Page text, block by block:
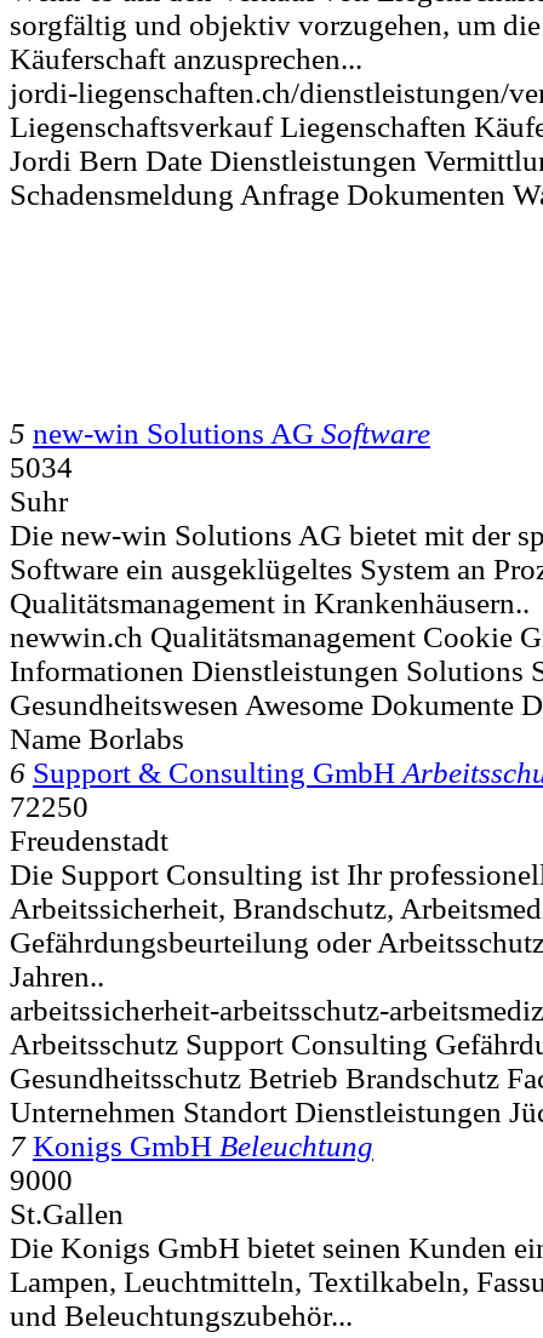
sorgfältig und objektiv vorzugehen, um
Käuferschaft anzusprechen...
jordi-liegenschaften.ch/dienstleistungen/
Liegenschaftsverkauf Liegenschaften
Jordi Bern Date Dienstleistungen
Schadensmeldung Anfrage Dokumenten
5 new-win Solutions AG Software
5034
Suhr
Die new-win Solutions AG bietet mit der
Software ein ausgeklügeltes System an
Qualitätsmanagement in Krankenhäusern..
newwin.ch Qualitätsmanagement Cookie
Informationen Dienstleistungen Solutions
Gesundheitswesen Awesome Dokumente
Name Borlabs
6 Support & Consulting GmbH
72250
Freudenstadt
Die Support Consulting ist Ihr
Arbeitssicherheit, Brandschutz,
Gefährdungsbeurteilung oder
Jahren..
arbeitssicherheit-arbeitsschutz-
Arbeitsschutz Support Consulting
Gesundheitsschutz Betrieb Brandschutz
Unternehmen Standort Dienstleistungen
7 Konigs GmbH Beleuchtung
9000
St.Gallen
Die Konigs GmbH bietet seinen Kunden
Lampen, Leuchtmitteln, Textilkabeln,
und Beleuchtungszubehör...